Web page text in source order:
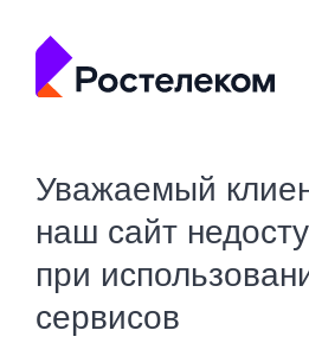
Уважаемый
наш сайт
при
сервисов